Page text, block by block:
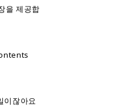
을 제공합
이잖아요